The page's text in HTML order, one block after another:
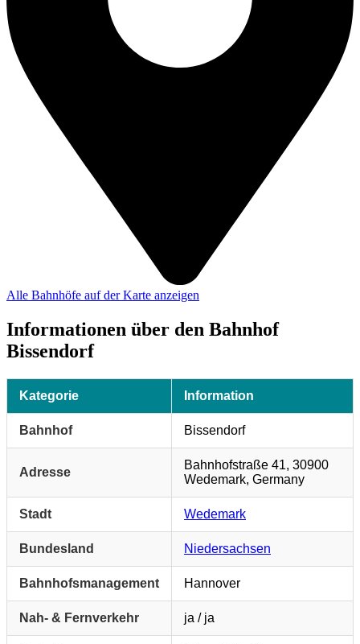
Alle Bahnhöfe auf der Karte anzeigen
Informationen über den Bahnhof
Bissendorf
Kategorie Information
Bahnhof Bissendorf
Adresse
Bahnhofstraße 41, 30900
Wedemark, Germany
Stadt Wedemark
Bundesland Niedersachsen
Bahnhofsmanagement Hannover
Nah- & Fernverkehr ja / ja